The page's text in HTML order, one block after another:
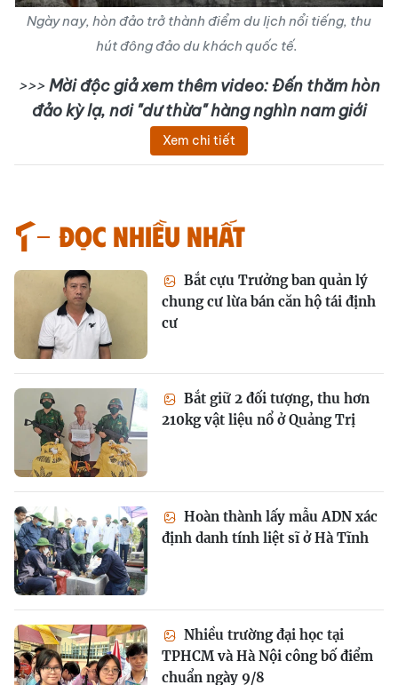
Ngày nay, hòn đảo trở thành điểm du lịch nổi tiếng, thu
hút đông đảo du khách quốc tế.
>>>Mời độc giả xem thêm video: Đến thăm hòn
đảo kỳ lạ, nơi "dư thừa" hàng nghìn nam giới
Xem chi tiết
Đọc nhiều nhất
Bắt cựu Trưởng ban quản lý
chung cư lừa bán căn hộ tái định
cư
Bắt giữ 2 đối tượng, thu hơn
210kg vật liệu nổ ở Quảng Trị
Hoàn thành lấy mẫu ADN xác
định danh tính liệt sĩ ở Hà Tĩnh
Nhiều trường đại học tại
TPHCM và Hà Nội công bố điểm
chuẩn ngày 9/8